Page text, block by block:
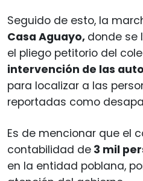
Seguido de esto, la
Casa Aguayo, donde se
el pliego petitorio del
intervención de las
para localizar a las
reportadas como
Es de mencionar que el
contabilidad de 3 mil
en la entidad poblana,